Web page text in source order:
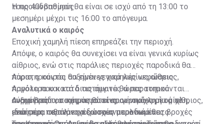
τους 40νβαθμούς.
Η προειδοποίηση θα είναι σε ισχύ από τη 13:00 το
μεσημέρι μέχρι τις 16:00 το απόγευμα.
Αναλυτικά ο καιρός
Εποχική χαμηλή πίεση επηρεάζει την περιοχή.
Απόψε, ο καιρός θα συνεχίσει να είναι γενικά κυρίως
αίθριος, ενώ στις παράλιες περιοχές παροδικά θα
παρατηρούνται αυξημένες χαμηλές νεφώσεις.
Αργότερα και κατά τις αυγινές ώρες τοπικά
αναμένεται να σχηματιστεί αραιή ομίχλη ή ομίχλη,
ιδιαίτερα σε περιοχές στα ανατολικά και το
Αύριο, ο καιρός θα είναι γενικά κυρίως αίθριος,
παρόλο που κατά διαστήματα θα παρατηρούνται
αυξημένες τοπικές νεφώσεις, οι οποίες μετά το
μεσημέρι πιθανόν να δώσουν μεμονωμένες βροχές
Αύριο βράδυ, ο καιρός θα είναι γενικά κυρίως αίθριος,
ενώ στις παράλιες περιοχές παροδικά θα